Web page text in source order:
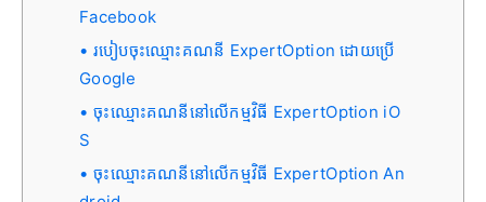
Facebook
របៀបចុះឈ្មោះគណនី ExpertOption ដោយប្រើ
Google
ចុះឈ្មោះគណនីនៅលើកម្មវិធី ExpertOption iO
S
ចុះឈ្មោះគណនីនៅលើកម្មវិធី ExpertOption An